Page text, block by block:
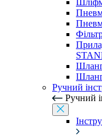
Ручний
Ручний